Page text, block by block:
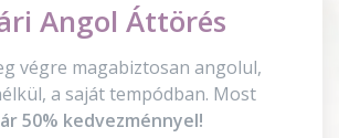
Angol Áttörés
végre magabiztosan angolul,
a saját tempódban. Most
50% kedvezménnyel!